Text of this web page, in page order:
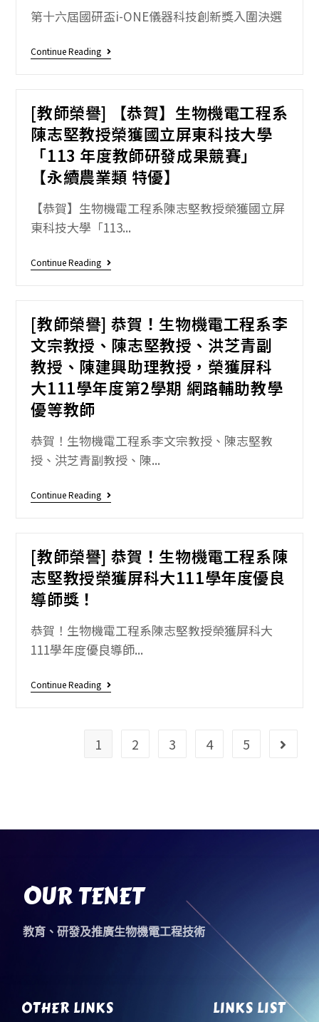
第十六屆國研盃i-ONE儀器科技創新獎入圍決選
Continue Reading
[教師榮譽] 【恭賀】生物機電工程系
陳志堅教授榮獲國立屏東科技大學
「113 年度教師研發成果競賽」
【永續農業類 特優】
【恭賀】生物機電工程系陳志堅教授榮獲國立屏
東科技大學「113...
Continue Reading
[教師榮譽] 恭賀！生物機電工程系李
文宗教授、陳志堅教授、洪芝青副
教授、陳建興助理教授，榮獲屏科
大111學年度第2學期 網路輔助教學
優等教師
恭賀！生物機電工程系李文宗教授、陳志堅教
授、洪芝青副教授、陳...
Continue Reading
[教師榮譽] 恭賀！生物機電工程系陳
志堅教授榮獲屏科大111學年度優良
導師獎！
恭賀！生物機電工程系陳志堅教授榮獲屏科大
111學年度優良導師...
Continue Reading
1 2 3 4 5
LINKS LIST
OTHER LINKS
OUR TENET
教育、研發及推廣生物機電工程技術